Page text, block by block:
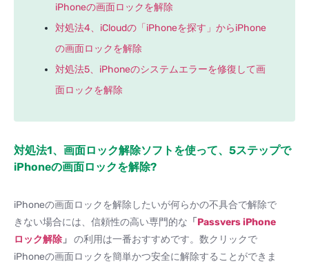
iPhoneの画面ロックを解除
対処法4、iCloudの「iPhoneを探す」からiPhone
の画面ロックを解除
対処法5、iPhoneのシステムエラーを修復して画
面ロックを解除
対処法1、画面ロック解除ソフトを使って、5ステップで
iPhoneの画面ロックを解除?
iPhoneの画面ロックを解除したいが何らかの不具合で解除で
きない場合には、信頼性の高い専門的な 「 Passvers iPhone
ロック解除 」 の利用は一番おすすめです。数クリックで
iPhoneの画面ロックを簡単かつ安全に解除することができま